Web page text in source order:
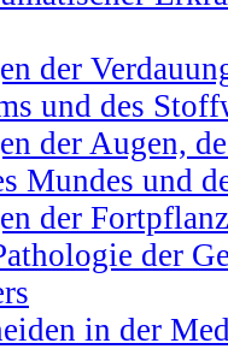
der
und des
der Augen,
Mundes und
der
der
in der